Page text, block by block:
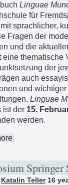
Linguae
für
sprachlicher,
Fragen der
und die
eine thematische
der
auch
und
Linguae
ist der 15.
werden.
Katalin Teller16